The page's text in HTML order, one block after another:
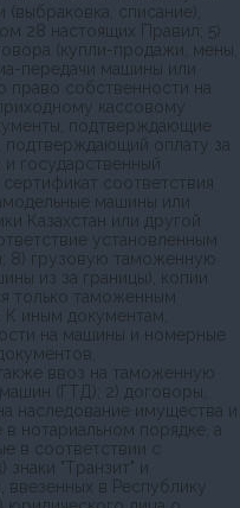
списание),
28 настоящих Правил; 5)
(купли-продажи, мены,
передачи машины или
право собственности на
кассовому
подтверждающие
подтверждающий оплату за
государственный
соответствия
машины или
Казахстан или другой
установленным
8) грузовую таможенную
из за границы), копии
только таможенным
иным документам,
на машины и номерные
ввоз на таможенную
(ГТД); 2) договоры,
наследование имущества и
нотариальном порядке, а
в соответствии с
"Транзит" и
в Республику